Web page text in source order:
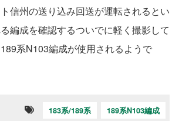
信州の送り込み回送が運転されるとい
編成を確認するついでに軽く撮影して
系N103編成が使用されるようで
183系/189系
189系N103編成